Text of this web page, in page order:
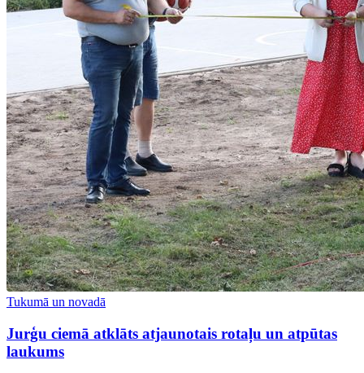
Tukumā un novadā
Jurģu ciemā atklāts atjaunotais rotaļu un atpūtas
laukums